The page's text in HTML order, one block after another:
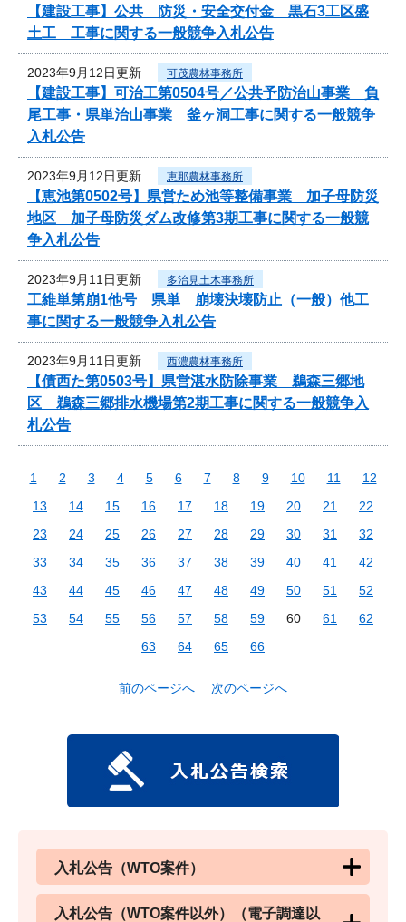
【建設工事】公共 防災・安全交付金 黒石3工区盛
土工 工事に関する一般競争入札公告
2023年9月12日更新 可茂農林事務所
【建設工事】可治工第0504号／公共予防治山事業 負
尾工事・県単治山事業 釜ヶ洞工事に関する一般競争
入札公告
2023年9月12日更新 恵那農林事務所
【恵池第0502号】県営ため池等整備事業 加子母防災
地区 加子母防災ダム改修第3期工事に関する一般競
争入札公告
2023年9月11日更新 多治見土木事務所
工維単第崩1他号 県単 崩壊決壊防止（一般）他工
事に関する一般競争入札公告
2023年9月11日更新 西濃農林事務所
【債西た第0503号】県営湛水防除事業 鵜森三郷地
区 鵜森三郷排水機場第2期工事に関する一般競争入
札公告
1 2 3 4 5 6 7 8 9 10 11
12
13
14 15 16 17 18 19 20 21
22
23
24 25 26 27 28 29 30 31
32
33
34 35 36 37 38 39 40 41
42
43
44 45 46 47 48 49 50 51
52
53
54 55 56 57 58 59 60 61
62
63
64 65 66
前のページへ 次のページへ
入札公告（WTO案件）
入札公告（WTO案件以外）（電子調達以